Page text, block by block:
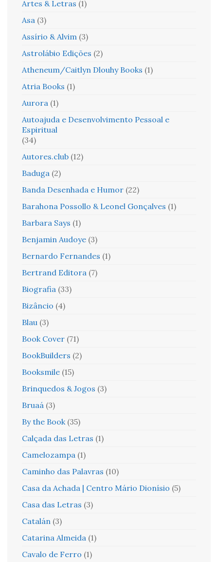
Artes & Letras (1)
Asa (3)
Assírio & Alvim (3)
Astrolábio Edições (2)
Atheneum/Caitlyn Dlouhy Books (1)
Atria Books (1)
Aurora (1)
Autoajuda e Desenvolvimento Pessoal e
Espiritual
(34)
Autores.club (12)
Baduga (2)
Banda Desenhada e Humor (22)
Barahona Possollo & Leonel Gonçalves (1)
Barbara Says (1)
Benjamin Audoye (3)
Bernardo Fernandes (1)
Bertrand Editora (7)
Biografia (33)
Bizâncio (4)
Blau (3)
Book Cover (71)
BookBuilders (2)
Booksmile (15)
Brinquedos & Jogos (3)
Bruaá (3)
By the Book (35)
Calçada das Letras (1)
Camelozampa (1)
Caminho das Palavras (10)
Casa da Achada | Centro Mário Dionísio (5)
Casa das Letras (3)
Catalán (3)
Catarina Almeida (1)
Cavalo de Ferro (1)